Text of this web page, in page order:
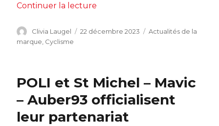
Continuer la lecture
Auteur
Clivia Laugel
Publié
22 décembre 2023 Catégories
Actualités de la
marque Cyclisme
POLI et St Michel – Mavic
– Auber93 officialisent
leur partenariat